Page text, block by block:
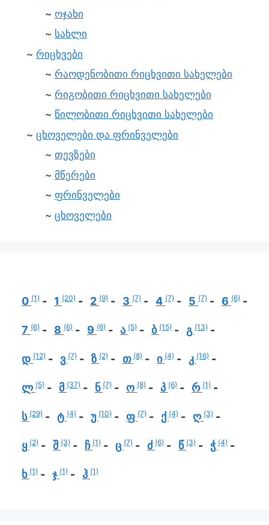
ოჯახი
სახლი
რიცხვები
რაოდენობითი რიცხვითი სახელები
რიგობითი რიცხვითი სახელები
წილობითი რიცხვითი სახელები
ცხოველები და ფრინველები
თევზები
მწერები
ფრინველები
ცხოველები
0 (1) 1 (20) 2 (9) 3 (7) 4 (7) 5 (7) 6 (6)
7 (6) 8 (6) 9 (6) ა (5) ბ (15) გ (13)
დ (12) ვ (7) ზ (2) თ (8) ი (4) კ (16)
ლ (5) მ (37) ნ (7) ო (8) პ (6) რ (1)
ს (29) ტ (4) უ (10) ფ (7) ქ (4) ღ (3)
ყ (2) შ (3) ჩ (1) ც (7) ძ (6) წ (3) ჭ (4)
ხ (1) ჯ (1) ჰ (1)